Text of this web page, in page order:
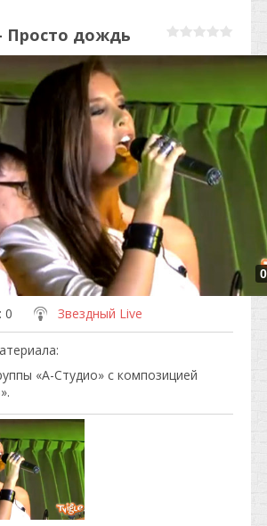
дождь
: 0 Звездный Live
:
«А-Студио» с композицией